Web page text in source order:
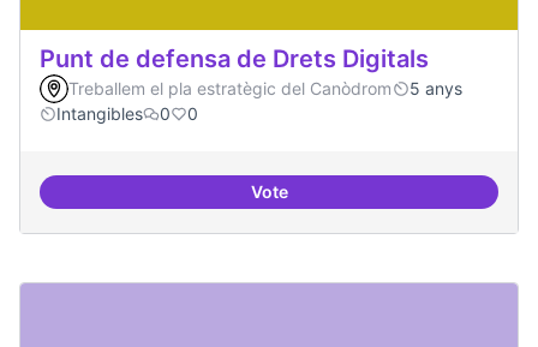
Punt de defensa de Drets Digitals
Treballem el pla estratègic del Canòdrom
5 anys
Intangibles
0 0
VotePunt de defensa de Drets Digitals